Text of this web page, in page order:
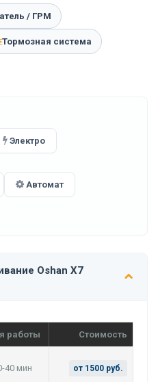
/ ГРМ
Тормозная система
Электро
Автомат
Oshan X7
работы Стоимость
40 мин от 1500 руб.